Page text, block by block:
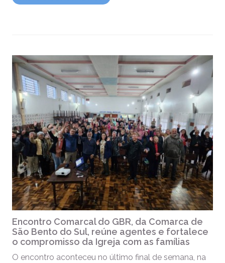
Encontro Comarcal do GBR, da Comarca de
São Bento do Sul, reúne agentes e fortalece
o compromisso da Igreja com as famílias
O encontro aconteceu no último final de semana, na